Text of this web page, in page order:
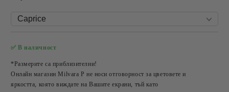
✅ В наличност
*Размерите са приблизителни!
Онлайн магазин Milvara P не носи отговорност за цветовете и
яркостта, която виждате на Вашите екрани, тъй като